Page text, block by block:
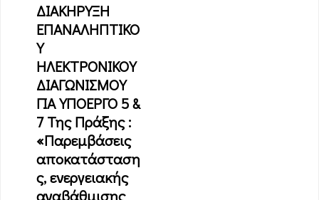
ΔΙΑΚΗΡΥΞΗ
ΕΠΑΝΑΛΗΠΤΙΚΟ
Υ
ΗΛΕΚΤΡΟΝΙΚΟΥ
ΔΙΑΓΩΝΙΣΜΟΥ
ΓΙΑ ΥΠΟΕΡΓΟ 5 &
7 Της Πράξης :
«Παρεμβάσεις
αποκατάσταση
ς, ενεργειακής
αναβάθμισης